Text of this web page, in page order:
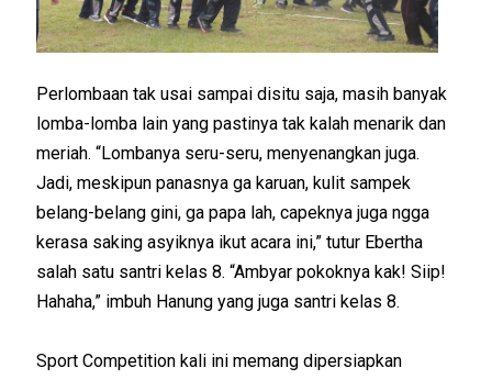
Perlombaan tak usai sampai disitu saja, masih banyak
lomba-lomba lain yang pastinya tak kalah menarik dan
meriah. “Lombanya seru-seru, menyenangkan juga.
Jadi, meskipun panasnya ga karuan, kulit sampek
belang-belang gini, ga papa lah, capeknya juga ngga
kerasa saking asyiknya ikut acara ini,” tutur Ebertha
salah satu santri kelas 8. “Ambyar pokoknya kak! Siip!
Hahaha,” imbuh Hanung yang juga santri kelas 8.
Sport Competition kali ini memang dipersiapkan